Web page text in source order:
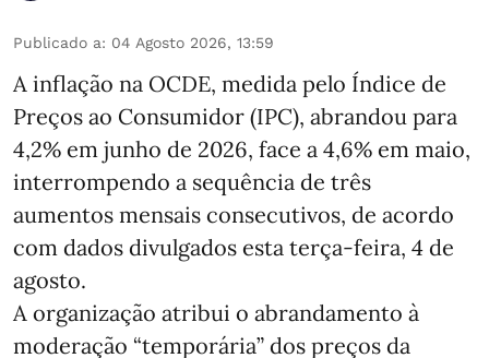
Publicado a: 04 Agosto 2026, 13:59
A inflação na OCDE, medida pelo Índice de
Preços ao Consumidor (IPC), abrandou para
4,2% em junho de 2026, face a 4,6% em maio,
interrompendo a sequência de três
aumentos mensais consecutivos, de acordo
com dados divulgados esta terça-feira, 4 de
agosto.
A organização atribui o abrandamento à
moderação “temporária” dos preços da